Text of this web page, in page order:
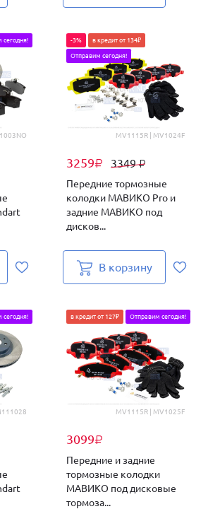
сегодня!
MV1115R | MV1024F
3259₽ 3349₽
-3% в кредит от 134₽
Отправим сегодня!
Передние тормозные
колодки МАВИКО Pro и
задние МАВИКО под
дисков...
В корзину
сегодня!
MV1115R | MV1025F
3099₽
в кредит от 127₽ Отправим сегодня!
Передние и задние
тормозные колодки
МАВИКО под дисковые
тормоза...